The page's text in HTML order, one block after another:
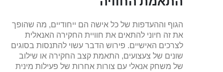
הגוף וההעדפות של כל אישה הם ייחודיים, מה שהופך
את זה חיוני להתאים את חוויית החקירה האנאלית
לצרכים האישיים. פירוש הדבר עשוי להתנסות בסוגים
שונים של צעצועים, התאמת קצב החקירה או שילוב
של משחק אנאלי עם צורות אחרות של פעילות מינית